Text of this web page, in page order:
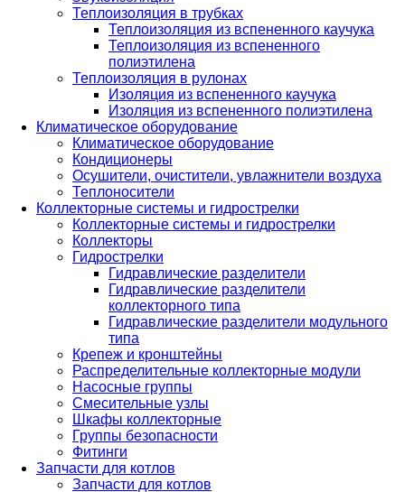
Теплоизоляция в трубках
Теплоизоляция из вспененного каучука
Теплоизоляция из вспененного
полиэтилена
Теплоизоляция в рулонах
Изоляция из вспененного каучука
Изоляция из вспененного полиэтилена
Климатическое оборудование
Климатическое оборудование
Кондиционеры
Осушители, очистители, увлажнители воздуха
Теплоносители
Коллекторные системы и гидрострелки
Коллекторные системы и гидрострелки
Коллекторы
Гидрострелки
Гидравлические разделители
Гидравлические разделители
коллекторного типа
Гидравлические разделители модульного
типа
Крепеж и кронштейны
Распределительные коллекторные модули
Насосные группы
Смесительные узлы
Шкафы коллекторные
Группы безопасности
Фитинги
Запчасти для котлов
Запчасти для котлов